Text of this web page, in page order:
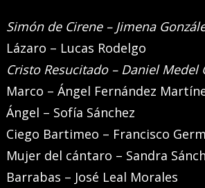
Simón de Cirene – Jimena
Lázaro – Lucas Rodelgo
Cristo Resucitado – Daniel Medel
Marco – Ángel Fernández
Ángel – Sofía Sánchez
Ciego Bartimeo – Francisco
Mujer del cántaro – Sandra
Barrabas – José Leal Morales